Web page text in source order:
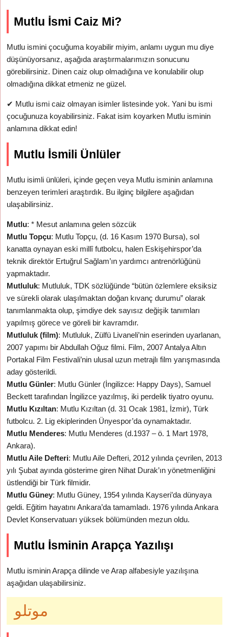
Mutlu İsmi Caiz Mi?
Mutlu ismini çocuğuma koyabilir miyim, anlamı uygun mu diye
düşünüyorsanız, aşağıda araştırmalarımızın sonucunu
görebilirsiniz. Dinen caiz olup olmadığına ve konulabilir olup
olmadığına dikkat etmeniz ne güzel.
✔ Mutlu ismi caiz olmayan isimler listesinde yok. Yani bu ismi
çocuğunuza koyabilirsiniz. Fakat isim koyarken Mutlu isminin
anlamına dikkat edin!
Mutlu İsmili Ünlüler
Mutlu isimli ünlüleri, içinde geçen veya Mutlu isminin anlamına
benzeyen terimleri araştırdık. Bu ilginç bilgilere aşağıdan
ulaşabilirsiniz.
Mutlu: * Mesut anlamına gelen sözcük
Mutlu Topçu: Mutlu Topçu, (d. 16 Kasım 1970 Bursa), sol
kanatta oynayan eski millî futbolcu, halen Eskişehirspor’da
teknik direktör Ertuğrul Sağlam’ın yardımcı antrenörlüğünü
yapmaktadır.
Mutluluk: Mutluluk, TDK sözlüğünde “bütün özlemlere eksiksiz
ve sürekli olarak ulaşılmaktan doğan kıvanç durumu” olarak
tanımlanmakta olup, şimdiye dek sayısız değişik tanımları
yapılmış görece ve göreli bir kavramdır.
Mutluluk (film): Mutluluk, Zülfü Livaneli’nin eserinden uyarlanan,
2007 yapımı bir Abdullah Oğuz filmi. Film, 2007 Antalya Altın
Portakal Film Festivali’nin ulusal uzun metrajlı film yarışmasında
aday gösterildi.
Mutlu Günler: Mutlu Günler (İngilizce: Happy Days), Samuel
Beckett tarafından İngilizce yazılmış, iki perdelik tiyatro oyunu.
Mutlu Kızıltan: Mutlu Kızıltan (d. 31 Ocak 1981, İzmir), Türk
futbolcu. 2. Lig ekiplerinden Ünyespor’da oynamaktadır.
Mutlu Menderes: Mutlu Menderes (d.1937 – ö. 1 Mart 1978,
Ankara).
Mutlu Aile Defteri: Mutlu Aile Defteri, 2012 yılında çevrilen, 2013
yılı Şubat ayında gösterime giren Nihat Durak’ın yönetmenliğini
üstlendiği bir Türk filmidir.
Mutlu Güney: Mutlu Güney, 1954 yılında Kayseri’da dünyaya
geldi. Eğitim hayatını Ankara’da tamamladı. 1976 yılında Ankara
Devlet Konservatuarı yüksek bölümünden mezun oldu.
Mutlu İsminin Arapça Yazılışı
Mutlu isminin Arapça dilinde ve Arap alfabesiyle yazılışına
aşağıdan ulaşabilirsiniz.
موتلو